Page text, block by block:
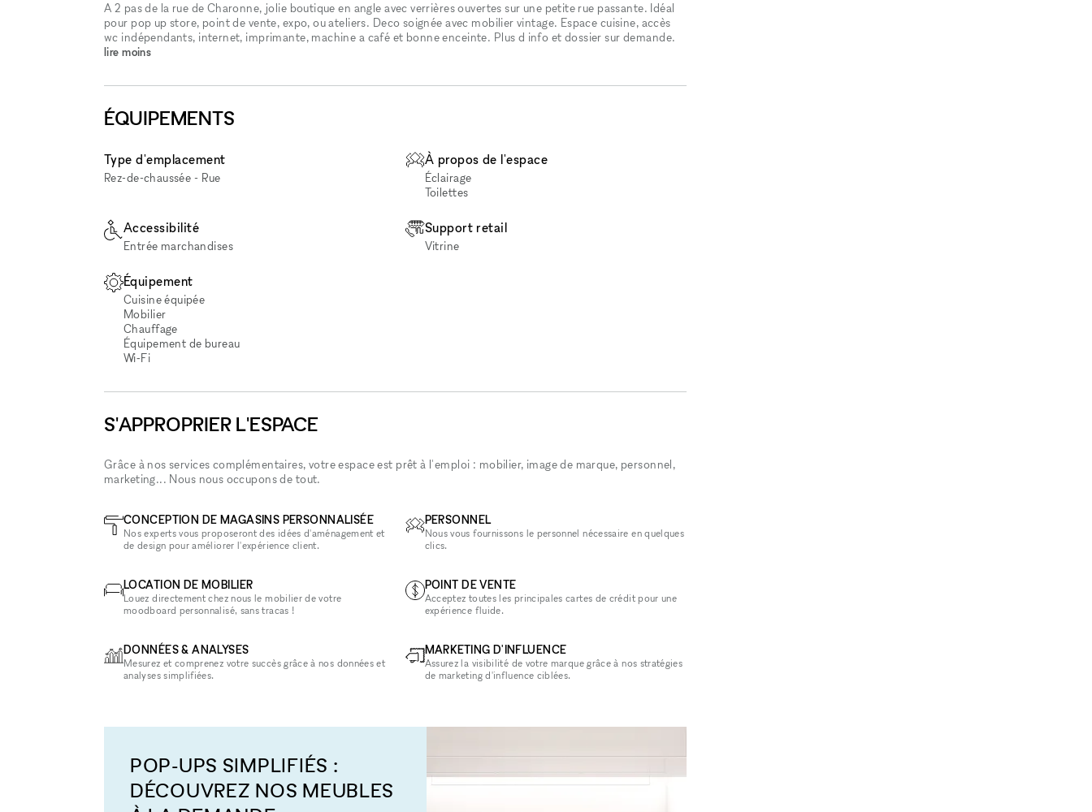
A 2 pas de la rue de Charonne, jolie boutique en angle avec verrières ouvertes sur une petite rue passante. Idéal
pour pop up store, point de vente, expo, ou ateliers. Deco soignée avec mobilier vintage. Espace cuisine, accès
wc indépendants, internet, imprimante, machine a café et bonne enceinte. Plus d info et dossier sur demande.
lire moins
ÉQUIPEMENTS
Type d'emplacement
Rez-de-chaussée - Rue
À propos de l'espace
Éclairage
Toilettes
Accessibilité
Entrée marchandises
Support retail
Vitrine
Équipement
Cuisine équipée
Mobilier
Chauffage
Équipement de bureau
Wi‑Fi
S'APPROPRIER L'ESPACE
Grâce à nos services complémentaires, votre espace est prêt à l'emploi : mobilier, image de marque, personnel,
marketing... Nous nous occupons de tout.
CONCEPTION DE MAGASINS PERSONNALISÉE
Nos experts vous proposeront des idées d'aménagement et
de design pour améliorer l'expérience client.
LOCATION DE MOBILIER
Louez directement chez nous le mobilier de votre
moodboard personnalisé, sans tracas !
DONNÉES & ANALYSES
Mesurez et comprenez votre succès grâce à nos données et
analyses simplifiées.
PERSONNEL
Nous vous fournissons le personnel nécessaire en quelques
clics.
POINT DE VENTE
Acceptez toutes les principales cartes de crédit pour une
expérience fluide.
MARKETING D'INFLUENCE
Assurez la visibilité de votre marque grâce à nos stratégies
de marketing d'influence ciblées.
POP-UPS SIMPLIFIÉS :
DÉCOUVREZ NOS MEUBLES